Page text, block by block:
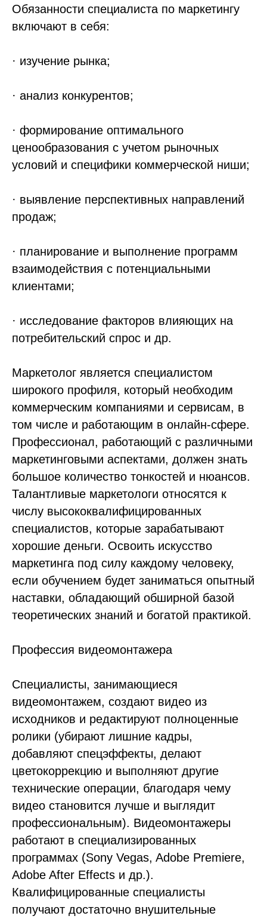
Обязанности специалиста по маркетингу
включают в себя:
· изучение рынка;
· анализ конкурентов;
· формирование оптимального
ценообразования с учетом рыночных
условий и специфики коммерческой ниши;
· выявление перспективных направлений
продаж;
· планирование и выполнение программ
взаимодействия с потенциальными
клиентами;
· исследование факторов влияющих на
потребительский спрос и др.
Маркетолог является специалистом
широкого профиля, который необходим
коммерческим компаниями и сервисам, в
том числе и работающим в онлайн-сфере.
Профессионал, работающий с различными
маркетинговыми аспектами, должен знать
большое количество тонкостей и нюансов.
Талантливые маркетологи относятся к
числу высококвалифицированных
специалистов, которые зарабатывают
хорошие деньги. Освоить искусство
маркетинга под силу каждому человеку,
если обучением будет заниматься опытный
наставки, обладающий обширной базой
теоретических знаний и богатой практикой.
Профессия видеомонтажера
Специалисты, занимающиеся
видеомонтажем, создают видео из
исходников и редактируют полноценные
ролики (убирают лишние кадры,
добавляют спецэффекты, делают
цветокоррекцию и выполняют другие
технические операции, благодаря чему
видео становится лучше и выглядит
профессиональным). Видеомонтажеры
работают в специализированных
программах (Sony Vegas, Adobe Premiere,
Adobe After Effects и др.).
Квалифицированные специалисты
получают достаточно внушительные